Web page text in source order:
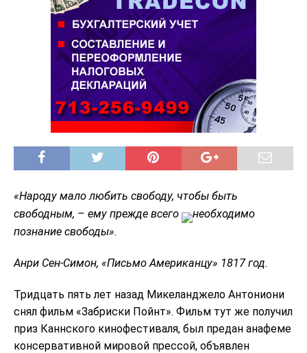
«Народу мало любить свободу, чтобы быть
свободным, – ему прежде всего
необходимо
познание свободы».
Анри Сен-Симон, «Письмо Американцу» 1817 год.
Тридцать пять лет назад Микеланджело Антониони
снял фильм «Забриски Пойнт». Фильм тут же получил
приз Каннского кинофестиваля, был предан анафеме
консервативной мировой прессой, объявлен